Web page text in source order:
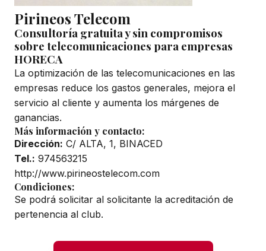
Pirineos Telecom
Consultoría gratuita y sin compromisos
sobre telecomunicaciones para empresas
HORECA
La optimización de las telecomunicaciones en las
empresas reduce los gastos generales, mejora el
servicio al cliente y aumenta los márgenes de
ganancias.
Más información y contacto:
Dirección: C/ ALTA, 1, BINACED
Tel.: 974563215
http://www.pirineostelecom.com
Condiciones:
Se podrá solicitar al solicitante la acreditación de
pertenencia al club.